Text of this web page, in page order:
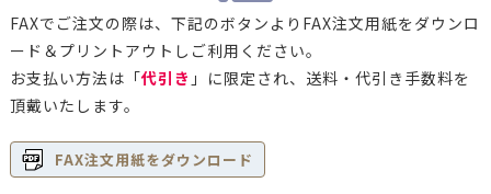
FAXでご注文の際は、下記のボタンよりFAX注文用紙をダウンロ
ード＆プリントアウトしご利用ください。
お支払い方法は「代引き 」に限定され、送料・代引き手数料を
頂戴いたします。
FAX注文用紙をダウンロード